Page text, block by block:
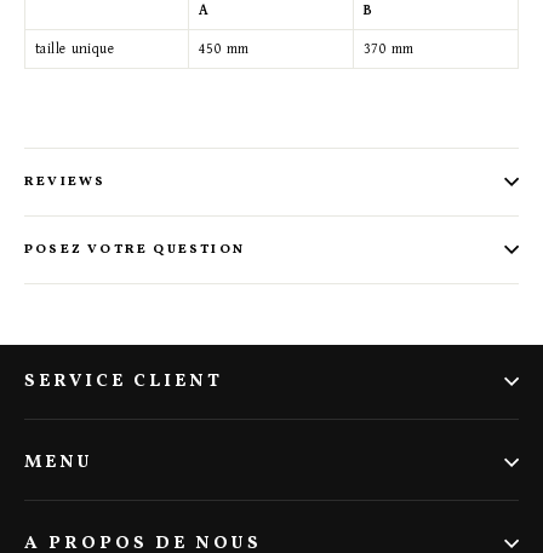
A B
taille unique 450 mm 370 mm
REVIEWS
POSEZ VOTRE QUESTION
SERVICE CLIENT
MENU
A PROPOS DE NOUS